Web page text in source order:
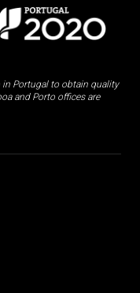
in Portugal to obtain quality
and Porto offices are